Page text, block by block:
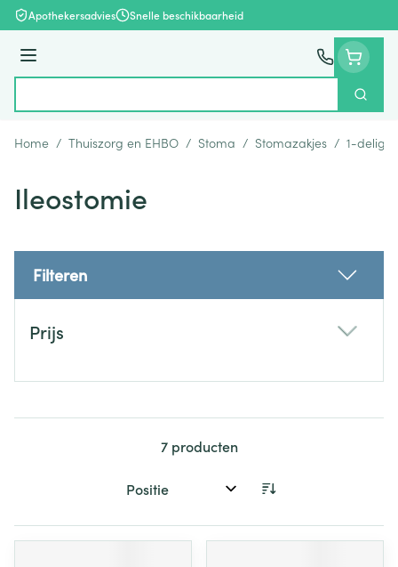
Ga naar de inhoud
Apothekersadvies Snelle beschikbaarheid
Menu
Zoek
Home / Thuiszorg en EHBO / Stoma / Stomazakjes / 1-delig
Ileostomie
Filteren
Prijs
7producten
Sorteer op: